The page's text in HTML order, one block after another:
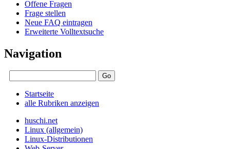
Offene Fragen
Frage stellen
Neue FAQ eintragen
Erweiterte Volltextsuche
Navigation
Startseite
alle Rubriken anzeigen
huschi.net
Linux (allgemein)
Linux-Distributionen